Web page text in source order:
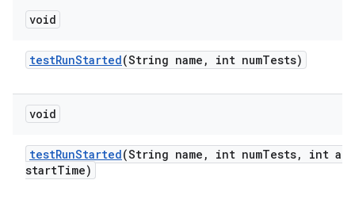
void
testRunStarted(String name , int numTests)
void
testRunStarted(String name , int numTests,
int
startTime)